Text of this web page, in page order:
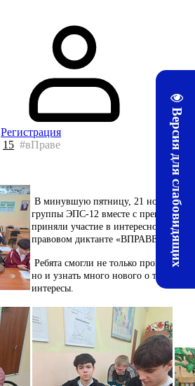
Версия для слабовидящих
Регистрация
15 #вПраве
В минувшую пятницу, 21 ноября
группы ЭПС-12 вместе с
приняли участие в интересном и
правовом диктанте «ВПРАВЕ».
Ребята смогли не только проверить
но и узнать много нового о том, как
интересы.